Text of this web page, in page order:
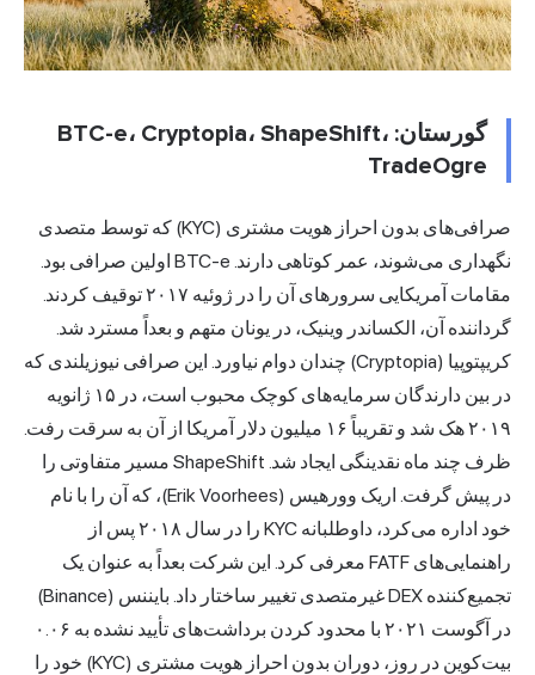
گورستان: BTC-e، Cryptopia، ShapeShift،
TradeOgre
صرافی‌های بدون احراز هویت مشتری (KYC) که توسط متصدی
نگهداری می‌شوند، عمر کوتاهی دارند. BTC-e اولین صرافی بود.
مقامات آمریکایی سرورهای آن را در ژوئیه ۲۰۱۷ توقیف کردند.
گرداننده آن، الکساندر وینیک، در یونان متهم و بعداً مسترد شد.
کریپتوپیا (Cryptopia) چندان دوام نیاورد. این صرافی نیوزیلندی که
در بین دارندگان سرمایه‌های کوچک محبوب است، در ۱۵ ژانویه
۲۰۱۹ هک شد و تقریباً ۱۶ میلیون دلار آمریکا از آن به سرقت رفت.
ظرف چند ماه نقدینگی ایجاد شد. ShapeShift مسیر متفاوتی را
در پیش گرفت. اریک وورهیس (Erik Voorhees)، که آن را با نام
خود اداره می‌کرد، داوطلبانه KYC را در سال ۲۰۱۸ پس از
راهنمایی‌های FATF معرفی کرد. این شرکت بعداً به عنوان یک
تجمیع‌کننده DEX غیرمتصدی تغییر ساختار داد. بایننس (Binance)
در آگوست ۲۰۲۱ با محدود کردن برداشت‌های تأیید نشده به ۰.۰۶
بیت‌کوین در روز، دوران بدون احراز هویت مشتری (KYC) خود را